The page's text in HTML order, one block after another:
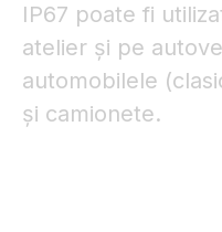
IP67 poate fi
atelier și pe
automobilele
și camionete.